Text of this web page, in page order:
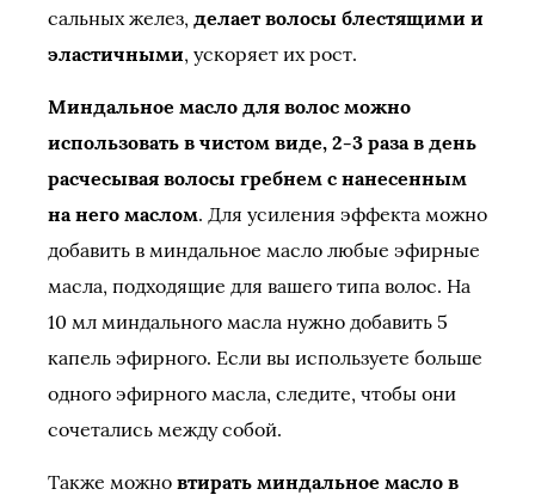
сальных желез, делает волосы блестящими и
эластичными, ускоряет их рост.
Миндальное масло для волос можно
использовать в чистом виде, 2-3 раза в день
расчесывая волосы гребнем с нанесенным
на него маслом. Для усиления эффекта можно
добавить в миндальное масло любые эфирные
масла, подходящие для вашего типа волос. На
10 мл миндального масла нужно добавить 5
капель эфирного. Если вы используете больше
одного эфирного масла, следите, чтобы они
сочетались между собой.
Также можно втирать миндальное масло в